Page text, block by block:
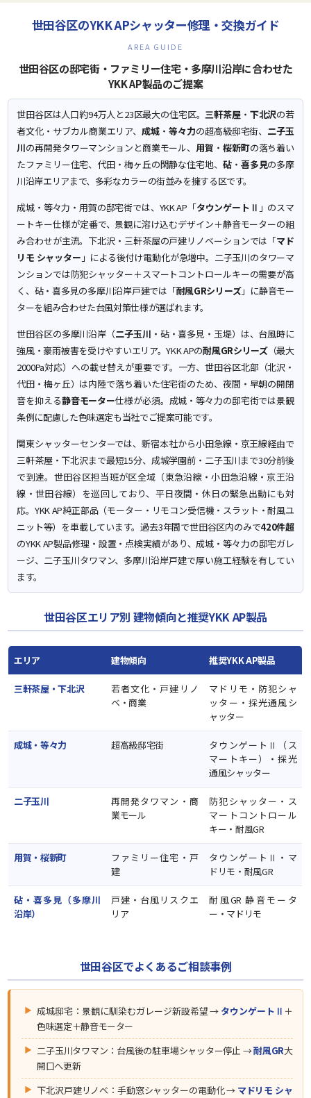
世田谷区のYKK APシャッター修理・交換ガイド
AREA GUIDE
世田谷区の邸宅街・ファミリー住宅・多摩川沿岸に合わせた
YKK AP製品のご提案
世田谷区は人口約94万人と23区最大の住宅区。三軒茶屋・ 下北沢の若
者文化・サブカル商業エリア、成城 ・等々力の超高級邸宅街、 二子玉
川の再開発タワーマンションと商業モール、 用賀 ・ 桜新町の落ち着い
たファミリー住宅、代田・梅ヶ丘の閑静な住宅地、 砧・ 喜多見の多摩
川沿岸エリアまで、多彩なカラーの街並みを擁する区です。
成城・等々力・用賀の邸宅街では、YKK AP「タウンゲートⅡ 」のスマ
ートキー仕様が定番で、景観に溶け込むデザイン＋静音モーターの組
み合わせが主流。下北沢・三軒茶屋の戸建リノベーションでは「マド
リモ シャッター 」による後付け電動化が急増中。二子玉川のタワーマ
ンションでは防犯シャッター＋スマートコントロールキーの需要が高
く、砧・喜多見の多摩川沿岸戸建では「耐風GRシリーズ」に静音モー
ターを組み合わせた台風対策仕様が選ばれます。
世田谷区の多摩川沿岸（二子玉川 ・砧・喜多見・玉堤）は、台風時に
強風・豪雨被害を受けやすいエリア。YKK APの耐風GRシリーズ（最大
2000Pa対応）への載せ替えが重要です。一方、世田谷区北部（北沢・
代田・梅ヶ丘）は内陸で落ち着いた住宅街のため、夜間・早朝の開閉
音を抑える静音モーター仕様が必須。成城・等々力の邸宅街では景観
条例に配慮した色味選定も当社でご提案可能です。
関東シャッターセンターでは、新宿本社から小田急線・京王線経由で
三軒茶屋・下北沢まで最短15分、成城学園前・二子玉川まで30分前後
で到達。世田谷区担当班が区全域（東急沿線・小田急沿線・京王沿
線・世田谷線）を巡回しており、平日夜間・休日の緊急出動にも対
応。YKK AP純正部品（モーター・リモコン受信機・スラット・耐風ユ
ニット等）を車載しています。過去3年間で世田谷区内のみで420件超
のYKK AP製品修理・設置・点検実績があり、成城・等々力の邸宅ガレ
ージ、二子玉川タワマン、多摩川沿岸戸建で厚い施工経験を有してい
ます。
世田谷区エリア別 建物傾向と推奨YKK AP製品
エリア 建物傾向 推奨YKK AP製品
三軒茶屋・下北沢
若者文化・戸建リノ
ベ・商業
マドリモ・防犯シャ
ッター・採光通風シ
ャッター
成城・等々力 超高級邸宅街
タウンゲートⅡ（ス
マートキー）・採光
通風シャッター
二子玉川
再開発タワマン・商
業モール
防犯シャッター・ス
マートコントロール
キー・耐風GR
用賀・桜新町
ファミリー住宅・戸
建
タウンゲートⅡ・マ
ドリモ・耐風GR
砧・喜多見（多摩川
沿岸）
戸建・台風リスクエ
リア
耐風GR 静音モータ
ー・マドリモ
世田谷区でよくあるご相談事例
成城邸宅：景観に馴染むガレージ新設希望 → タウンゲートⅡ ＋
色味選定＋静音モーター
二子玉川タワマン：台風後の駐車場シャッター停止 →耐風GR大
開口へ更新
下北沢戸建リノベ：手動窓シャッターの電動化 → マドリモ シャ